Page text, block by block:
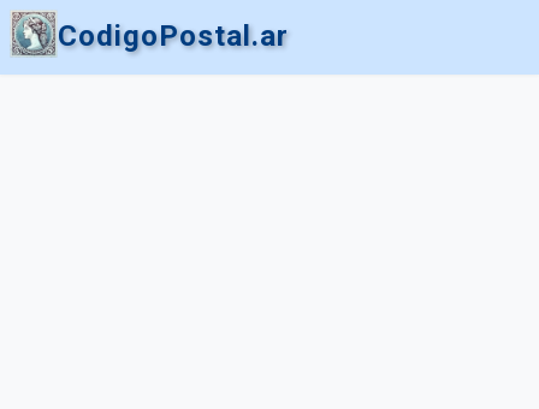
CodigoPostal.ar